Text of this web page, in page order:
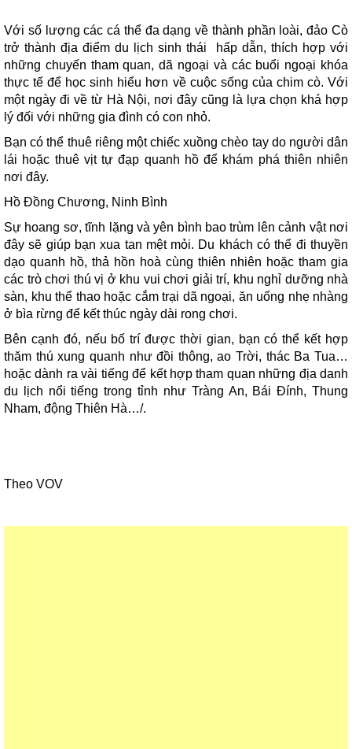
Với số lượng các cá thể đa dạng về thành phần loài, đảo Cò
trở thành địa điểm du lịch sinh thái hấp dẫn, thích hợp với
những chuyến tham quan, dã ngoại và các buổi ngoại khóa
thực tế để học sinh hiểu hơn về cuộc sống của chim cò. Với
một ngày đi về từ Hà Nội, nơi đây cũng là lựa chọn khá hợp
lý đối với những gia đình có con nhỏ.
Bạn có thể thuê riêng một chiếc xuồng chèo tay do người dân
lái hoặc thuê vịt tự đạp quanh hồ để khám phá thiên nhiên
nơi đây.
Hồ Đồng Chương, Ninh Bình
Sự hoang sơ, tĩnh lặng và yên bình bao trùm lên cảnh vật nơi
đây sẽ giúp bạn xua tan mệt mỏi. Du khách có thể đi thuyền
dạo quanh hồ, thả hồn hoà cùng thiên nhiên hoặc tham gia
các trò chơi thú vị ở khu vui chơi giải trí, khu nghỉ dưỡng nhà
sàn, khu thể thao hoặc cắm trại dã ngoại, ăn uống nhẹ nhàng
ở bìa rừng để kết thúc ngày dài rong chơi.
Bên cạnh đó, nếu bố trí được thời gian, bạn có thể kết hợp
thăm thú xung quanh như đồi thông, ao Trời, thác Ba Tua…
hoặc dành ra vài tiếng để kết hợp tham quan những địa danh
du lịch nổi tiếng trong tỉnh như Tràng An, Bái Đính, Thung
Nham, động Thiên Hà…/.
Theo VOV